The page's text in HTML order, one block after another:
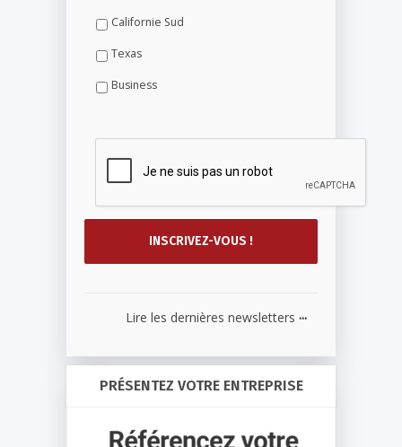
Californie Sud
Texas
Business
Lire les dernières newsletters ...
PRÉSENTEZ VOTRE ENTREPRISE